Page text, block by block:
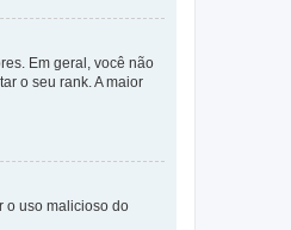
Em geral, você não
o seu rank. A maior
o uso malicioso do